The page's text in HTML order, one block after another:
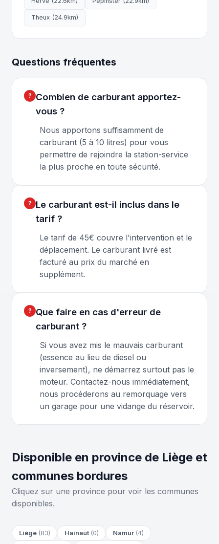
Theux (24.9km)
Questions fréquentes
Combien de carburant apportez-
vous ?
Nous apportons suffisamment de
carburant (5 à 10 litres) pour vous
permettre de rejoindre la station-service
la plus proche en toute sécurité.
Le carburant est-il inclus dans le
tarif ?
Le tarif de 45€ couvre l'intervention et le
déplacement. Le carburant livré est
facturé au prix du marché en
supplément.
Que faire en cas d'erreur de
carburant ?
Si vous avez mis le mauvais carburant
(essence au lieu de diesel ou
inversement), ne démarrez surtout pas le
moteur. Contactez-nous immédiatement,
nous procéderons au remorquage vers
un garage pour une vidange du réservoir.
Disponible en province de Liège et
communes bordures
Cliquez sur une province pour voir les communes
disponibles.
Liège (83) Hainaut (0) Namur (4)